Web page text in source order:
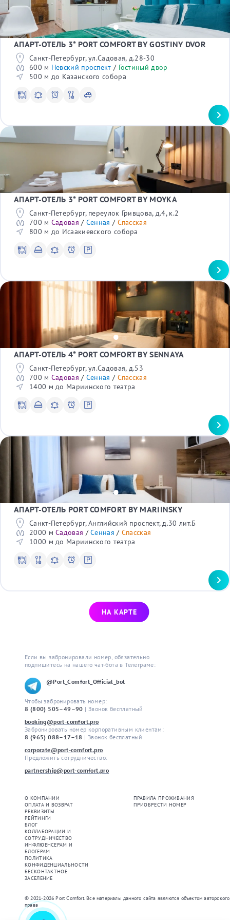
АПАРТ-ОТЕЛЬ 3* PORT COMFORT BY GOSTINY DVOR
Санкт-Петербург, ул.Садовая, д.28-30
600 м Невский проспект / Гостиный двор
500 м до Казанского собора
АПАРТ-ОТЕЛЬ 3* PORT COMFORT BY MOYKA
Санкт-Петербург, переулок Гривцова, д.4, к.2
700 м Садовая / Сенная / Спасская
800 м до Исаакиевского собора
АПАРТ-ОТЕЛЬ 4* PORT COMFORT BY SENNAYA
Санкт-Петербург, ул.Садовая, д.53
700 м Садовая / Сенная / Спасская
1400 м до Мариинского театра
АПАРТ-ОТЕЛЬ PORT COMFORT BY MARIINSKY
Санкт-Петербург, Английский проспект, д.30 лит.Б
2000 м Садовая /Сенная / Спасская
1000 м до Мариинского театра
НА КАРТЕ
Крейсер Аврора
Лофт Проект Этажи
Океанариум
Планетарий №1
Театр юных зрителей
Стадион Петровский
Диво остров
Елагин остров
СК Юбилейный
Военно-космическая академия
Спасо-Преображенский собор
Лиговский проспект
Канал Грибоедова
Джона Леннона
Большая Морская
Синопская набережная
Каменноостровский проспект
Большой проспект
Большой проспект П.С.
Мест в номере
3
С детьми
Да
С питомцами
Командировка
В отеле
Wi-Fi
Телевизор
Сейф*
Рабочий стол*
Кухонная зона
Электрический чайник
Стиральная машина*
Парковка (ограничено)
*Не во всех номерах
Услуги
Круглосуточное заселение
Доставка еды и напитков в номер
Хранение багажа
Экскурсии
Музеи
Показать еще
Длительность аренды
Менее месяца
Более месяца
О КОМПАНИИ
ОПЛАТА И ВОЗВРАТ
РЕКВИЗИТЫ
РЕЙТИНГИ
БЛОГ
КОЛЛАБОРАЦИИ И
СОТРУДНИЧЕСТВО
ИНФЛЮЕНСЕРАМ И
БЛОГЕРАМ
ПОЛИТИКА
КОНФИДЕНЦИАЛЬНОСТИ
БЕСКОНТАКТНОЕ
ЗАСЕЛЕНИЕ
ПРАВИЛА ПРОЖИВАНИЯ
ПРИОБРЕСТИ НОМЕР
Если вы забронировали номер, обязательно
подпишитесь на нашего чат-бота в Телеграме:
@Port_Comfort_Official_bot
Чтобы забронировать номер:
8 (800) 505–49–90 | Звонок бесплатный
booking@port-comfort.pro
Забронировать номер корпоративным клиентам:
8 (965) 088–17–18 | Звонок бесплатный
corporate@port-comfort.pro
Предложить сотрудничество:
partnership@port-comfort.pro
© 2021-2026 Port Comfort.Все материалы данного сайта являются объектом авторского
права